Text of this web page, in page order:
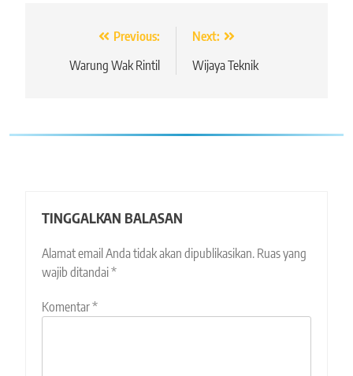
Navigasi Previous:
Warung Wak Rintil
Next:
Wijaya Teknik
TINGGALKAN BALASAN
Alamat email Anda tidak akan dipublikasikan. Ruas yang
wajib ditandai*
Komentar*